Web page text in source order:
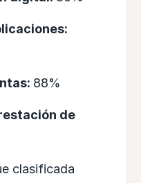
88%
de
clasificada